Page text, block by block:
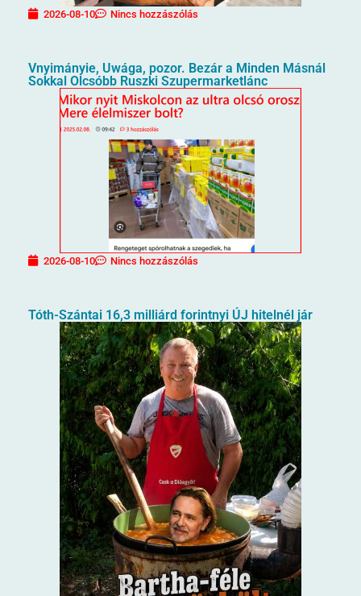
2026-08-10 Nincs hozzászólás
Vnyimányie, Uwága, pozor. Bezár a Minden Másnál
Sokkal Olcsóbb Ruszki Szupermarketlánc
2026-08-10 Nincs hozzászólás
Tóth-Szántai 16,3 milliárd forintnyi ÚJ hitelnél jár